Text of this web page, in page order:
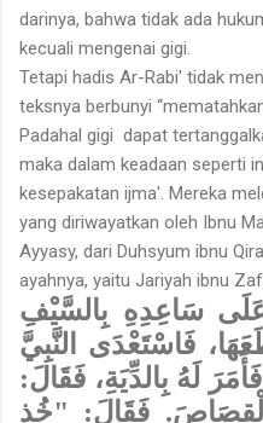
darinya, bahwa tidak ada
kecuali mengenai gigi.
Tetapi hadis Ar-Rabi' tidak
teksnya berbunyi
Padahal gigi dapat
maka dalam keadaan seperti
kesepakatan ijma'. Mereka
yang diriwayatkan oleh Ibnu
Ayyasy, dari Duhsyum ibnu
ayahnya, yaitu Jariyah ibnu
سَاعِدِهِ بِالسَّيْفِ
فَاسْتَعْدَى النَّبِيَّ
لَهُ بِالدِّيَةِ، فَقَالَ:
فَقَالَ: "خُذِ